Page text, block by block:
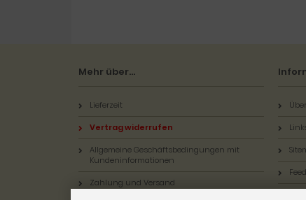
Mehr über...
Lieferzeit
Vertrag widerrufen
Allgemeine Geschäftsbedingungen mit
Kundeninformationen
Zahlung und Versand